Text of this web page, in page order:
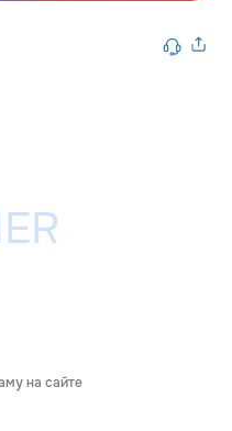
на сайте